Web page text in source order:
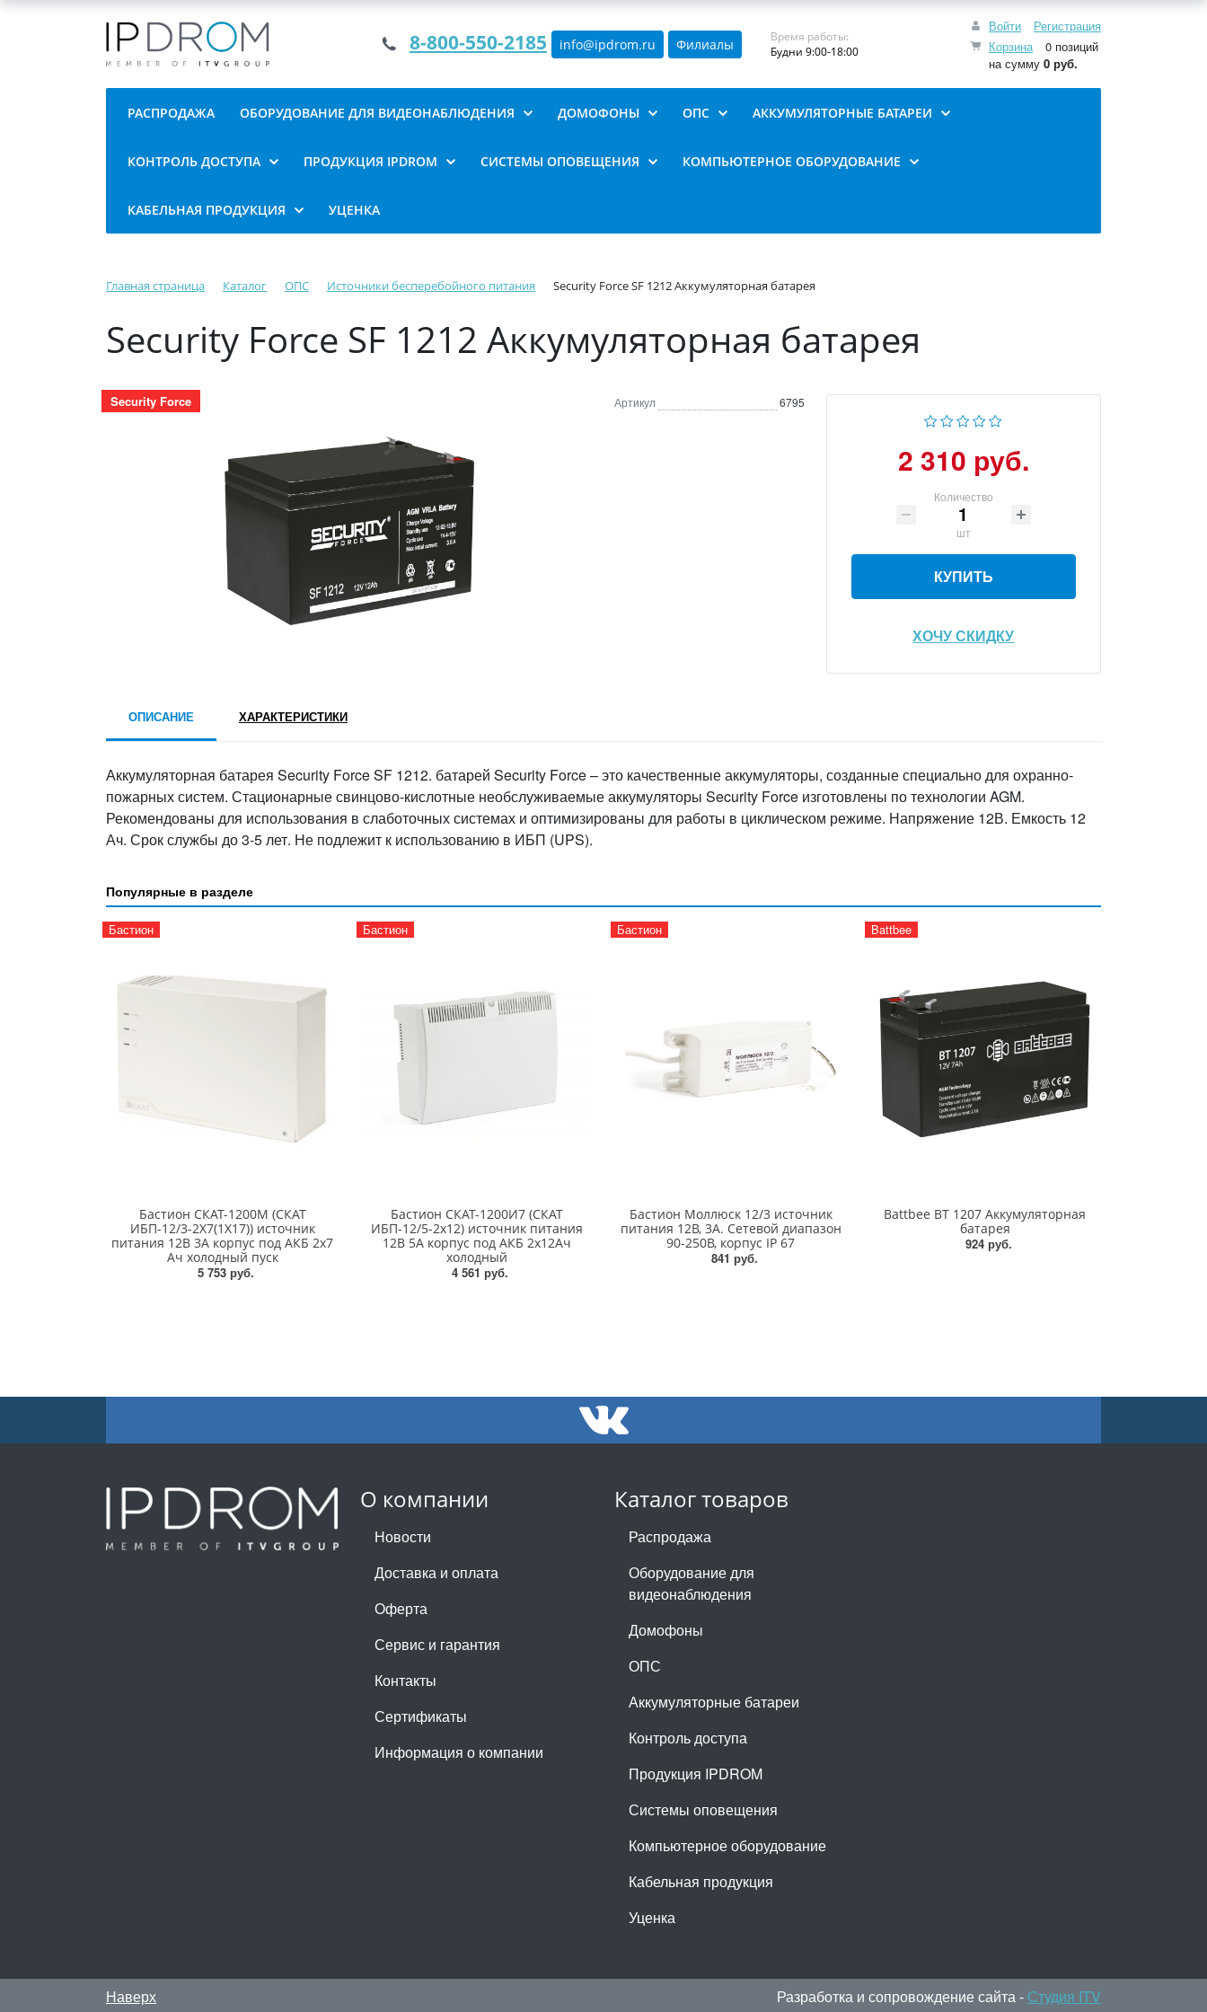
Войти
Регистрация
Корзина
0 позиций
на сумму 0 руб.
8-800-550-2185 info@ipdrom.ru Филиалы
Время работы:
Будни 9:00-18:00
РАСПРОДАЖА ОБОРУДОВАНИЕ ДЛЯ ВИДЕОНАБЛЮДЕНИЯ ДОМОФОНЫ ОПС АККУМУЛЯТОРНЫЕ БАТАРЕИ
КОНТРОЛЬ ДОСТУПА ПРОДУКЦИЯ IPDROM СИСТЕМЫ ОПОВЕЩЕНИЯ КОМПЬЮТЕРНОЕ ОБОРУДОВАНИЕ
КАБЕЛЬНАЯ ПРОДУКЦИЯ УЦЕНКА
Главная страница Каталог ОПС Источники бесперебойного питания Security Force SF 1212 Аккумуляторная батарея
Security Force SF 1212 Аккумуляторная батарея
Security Force Артикул 6795
2 310 руб.
Количество
шт
КУПИТЬ
ХОЧУ СКИДКУ
ОПИСАНИЕ ХАРАКТЕРИСТИКИ
Аккумуляторная батарея Security Force SF 1212. батарей Security Force – это качественные аккумуляторы, созданные специально для охранно-
пожарных систем. Стационарные свинцово-кислотные необслуживаемые аккумуляторы Security Force изготовлены по технологии AGM.
Рекомендованы для использования в слаботочных системах и оптимизированы для работы в циклическом режиме. Напряжение 12В. Емкость 12
Ач. Срок службы до 3-5 лет. Не подлежит к использованию в ИБП (UPS).
Популярные в разделе
Бастион
Бастион СКАТ-1200М (СКАТ
ИБП-12/3-2Х7(1Х17)) источник
питания 12В 3А корпус под АКБ 2х7
Ач холодный пуск
5 753 руб.
Бастион
Бастион СКАТ-1200И7 (СКАТ
ИБП-12/5-2x12) источник питания
12В 5А корпус под АКБ 2х12Ач
холодный
4 561 руб.
Бастион
Бастион Моллюск 12/3 источник
питания 12В, 3А. Сетевой диапазон
90-250В, корпус IP 67
841 руб.
Battbee
Battbee BT 1207 Аккумуляторная
батарея
924 руб.
О компании
Новости
Доставка и оплата
Оферта
Сервис и гарантия
Контакты
Сертификаты
Информация о компании
Каталог товаров
Распродажа
Оборудование для
видеонаблюдения
Домофоны
ОПС
Аккумуляторные батареи
Контроль доступа
Продукция IPDROM
Системы оповещения
Компьютерное оборудование
Кабельная продукция
Уценка
Наверх Разработка и сопровождение сайта - Студия ITV